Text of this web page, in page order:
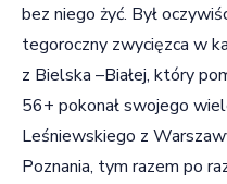
bez niego żyć. Był
tegoroczny zwycięzca w
z Bielska –Białej, który
56+ pokonał swojego
Leśniewskiego z
Poznania, tym razem po